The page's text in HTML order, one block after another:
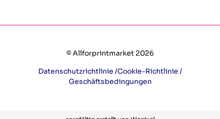
© Allforprintmarket 2026
Datenschutzrichtlinie /Cookie-Richtlinie /
Geschäftsbedingungen